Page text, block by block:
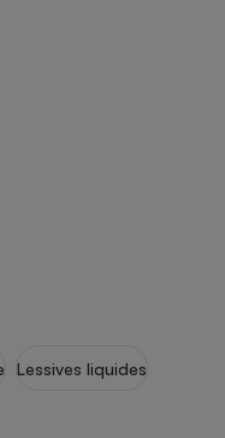
Lessives liquides